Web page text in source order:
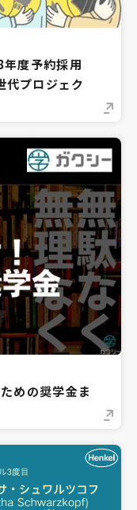
年度予約採用
代プロジェク
めの奨学金ま